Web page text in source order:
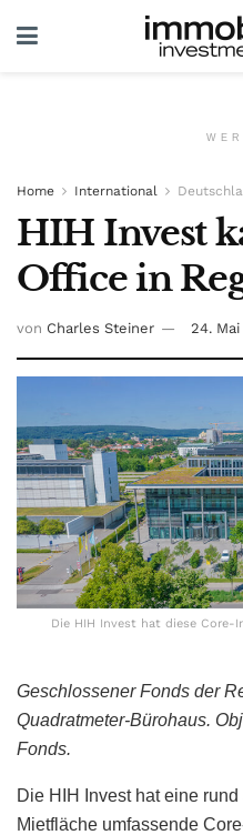
Home International
HIH Invest
Office in
von Charles Steiner 24.
Die HIH Invest hat diese Core-
Geschlossener Fonds der
Quadratmeter-Bürohaus.
Fonds.
Die HIH Invest hat eine
Mietfläche umfassende